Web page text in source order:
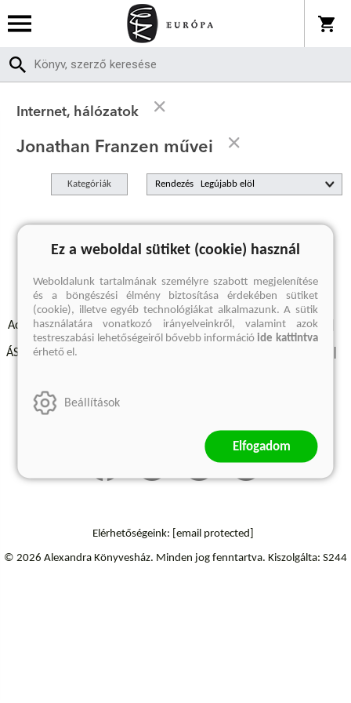
Internet, hálózatok
Jonathan Franzen művei
Kategóriák Rendezés
A keresett kifejezésre nincs találat
Adatvédelmi szabályzatok Elállási felmondási nyilatkozat
ÁSZF - Vásárlási feltételek
Szállítási információk
Elérhetőségeink: [email protected]
© 2026 Alexandra Könyvesház. Minden jog fenntartva. Kiszolgálta: S244
Ez a weboldal sütiket (cookie) használ
Weboldalunk tartalmának személyre szabott megjelenítése
és a böngészési élmény biztosítása érdekében sütiket
(cookie), illetve egyéb technológiákat alkalmazunk. A sütik
használatára vonatkozó irányelveinkről, valamint azok
testreszabási lehetőségeiről bővebb információide kattintva
érhető el.
Beállítások
Elfogadom